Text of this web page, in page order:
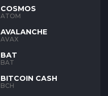
COSMOS
ATOM
AVALANCHE
AVAX
BAT
BAT
BITCOIN CASH
BCH